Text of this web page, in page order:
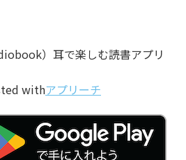
）耳で楽しむ読書アプリ
withアプリーチ